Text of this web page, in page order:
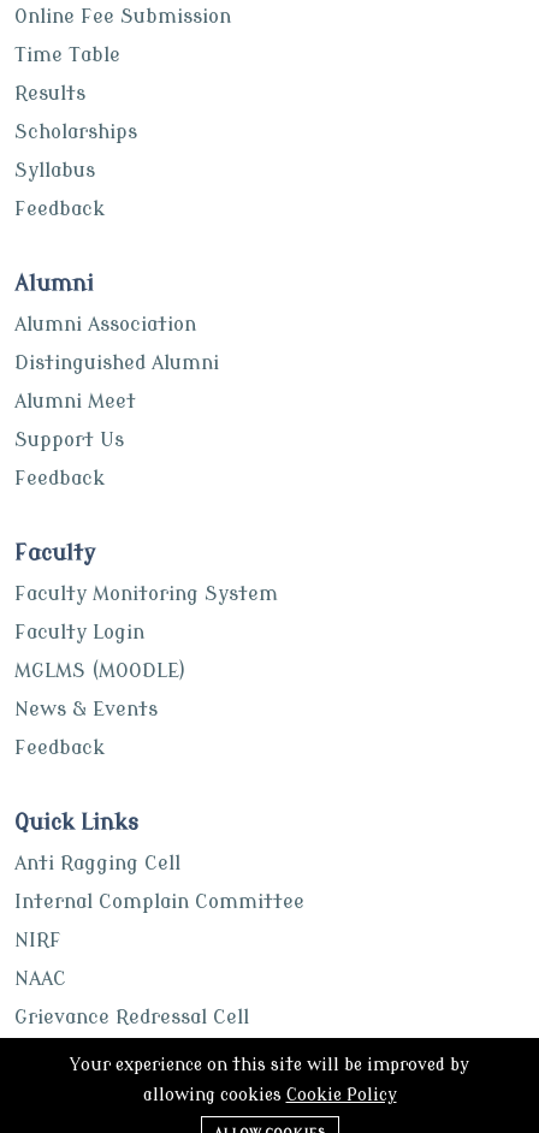
Online Fee Submission
Time Table
Results
Scholarships
Syllabus
Feedback
Alumni
Alumni Association
Distinguished Alumni
Alumni Meet
Support Us
Feedback
Faculty
Faculty Monitoring System
Faculty Login
MGLMS (MOODLE)
News & Events
Feedback
Quick Links
Anti Ragging Cell
Internal Complain Committee
NIRF
NAAC
Grievance Redressal Cell
Your experience on this site will be improved by
allowing cookies Cookie Policy